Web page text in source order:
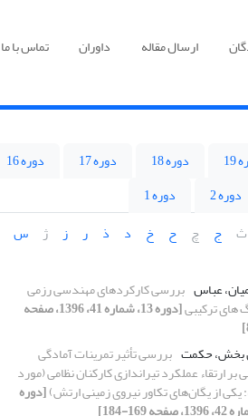
ارسال مقاله داوران تماس با ما
دوره 18 دوره 17 دوره 16
دوره 2
دوره 1
ث ج چ ح خ د ذ ر ز ژ س
عباس بررسی کارکردهای مهندسی رزمی
های ترکیبی [دوره 13، شماره 41، 1396، صفحه
بخش، حکمت بررسی تأثیر تمرینات آمادگی
بر ارتقاء عملکرد تیراندازی کارکنان نظامی (مورد
یکی از یگان‌های تکاور نیروی زمینی ارتش)[دوره